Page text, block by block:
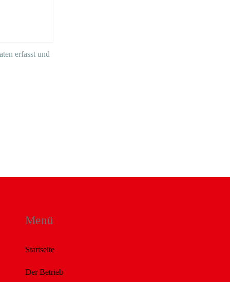
erfasst und
Menü
Startseite
Der Betrieb